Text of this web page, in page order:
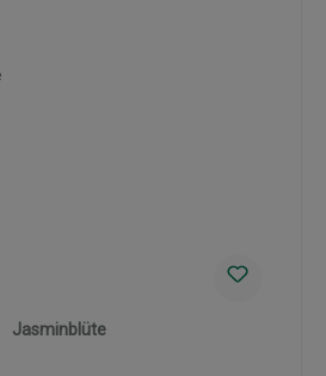
Jasminblüte